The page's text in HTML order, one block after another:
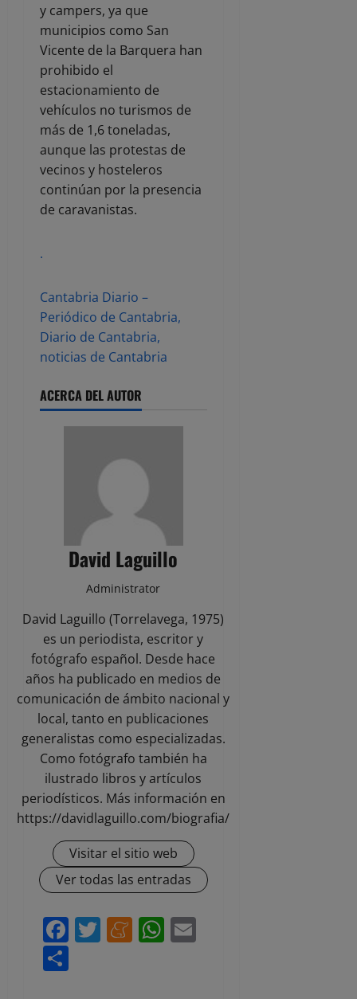
y campers, ya que
municipios como San
Vicente de la Barquera han
prohibido el
estacionamiento de
vehículos no turismos de
más de 1,6 toneladas,
aunque las protestas de
vecinos y hosteleros
continúan por la presencia
de caravanistas.
.
Cantabria Diario –
Periódico de Cantabria,
Diario de Cantabria,
noticias de Cantabria
ACERCA DEL AUTOR
David Laguillo
Administrator
David Laguillo (Torrelavega, 1975)
es un periodista, escritor y
fotógrafo español. Desde hace
años ha publicado en medios de
comunicación de ámbito nacional y
local, tanto en publicaciones
generalistas como especializadas.
Como fotógrafo también ha
ilustrado libros y artículos
periodísticos. Más información en
https://davidlaguillo.com/biografia/
Visitar el sitio web
Ver todas las entradas
Facebook
Twitter
Meneame
WhatsApp